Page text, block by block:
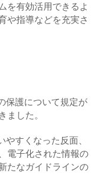
を有効活用できるよ
や指導などを充実さ
保護について規定が
ました。
すくなった反面、
電子化された情報の
たなガイドラインの